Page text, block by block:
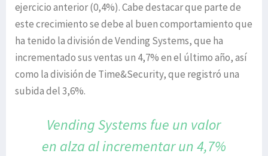
ejercicio anterior (0,4%). Cabe destacar que parte de
este crecimiento se debe al buen comportamiento que
ha tenido la división de Vending Systems, que ha
incrementado sus ventas un 4,7% en el último año, así
como la división de Time&Security, que registró una
subida del 3,6%.
Vending Systems fue un valor
en alza al incrementar un 4,7%